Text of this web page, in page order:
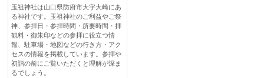
玉祖神社は山口県防府市大字大崎にあ
る神社です。玉祖神社のご利益やご祭
神、参拝日・参拝時間・所要時間・拝
観料・御朱印などの参拝に役立つ情
報、駐車場・地図などの行き方・アク
セスの情報を掲載しています。参拝や
初詣の前にご覧いただくと理解が深ま
るでしょう。